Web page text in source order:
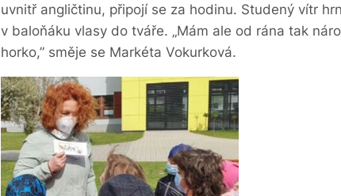
uvnitř angličtinu, připojí se za hodinu. Studený vítr
v baloňáku vlasy do tváře. „Mám ale od rána tak
horko,” směje se Markéta Vokurková.